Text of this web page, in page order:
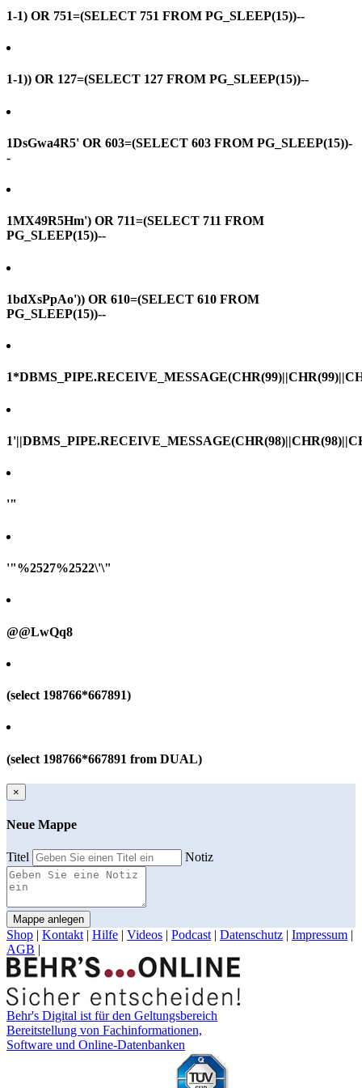
1-1) OR 751=(SELECT 751 FROM PG_SLEEP(15))--
1-1)) OR 127=(SELECT 127 FROM PG_SLEEP(15))--
1DsGwa4R5' OR 603=(SELECT 603 FROM PG_SLEEP(15))-
-
1MX49R5Hm') OR 711=(SELECT 711 FROM
PG_SLEEP(15))--
1bdXsPpAo')) OR 610=(SELECT 610 FROM
PG_SLEEP(15))--
'"
'"%2527%2522\'\"
@@LwQq8
(select 198766*667891)
(select 198766*667891 from DUAL)
×
Neue Mappe
Titel Notiz
Mappe anlegen
Shop | Kontakt | Hilfe | Videos | Podcast | Datenschutz | Impressum |
AGB |
Behr's Digital ist für den Geltungsbereich
Bereitstellung von Fachinformationen,
Software und Online-Datenbanken